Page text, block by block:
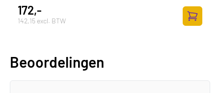
172,-
142,15 excl. BTW
Zum
Beoordelingen